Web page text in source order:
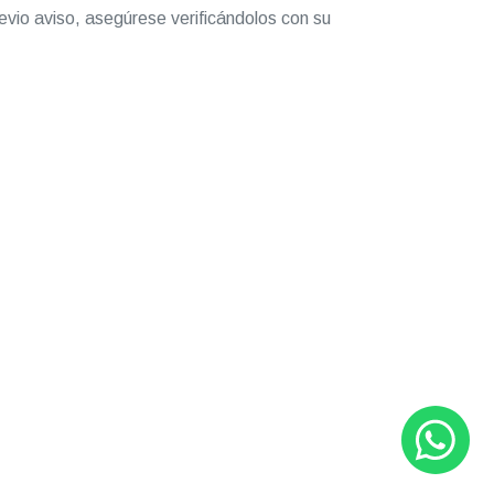
aviso, asegúrese verificándolos con su